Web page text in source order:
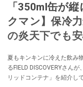
「350ml缶が
クマン】保冷
の炎天下でも
夏もキンキンに冷えた飲み
るFIELD DISCOVERYさん
リッドコンテナ」を紹介し